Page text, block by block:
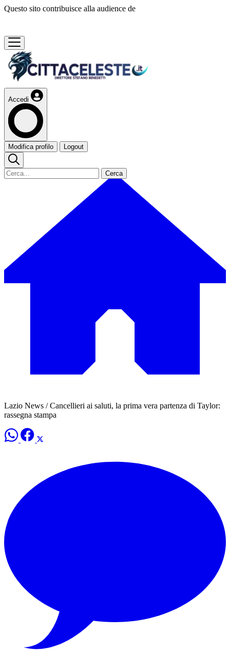
Questo sito contribuisce alla audience de
Accedi
Modifica profilo Logout
Cerca
Lazio News / Cancellieri ai saluti, la prima vera partenza di Taylor:
rassegna stampa